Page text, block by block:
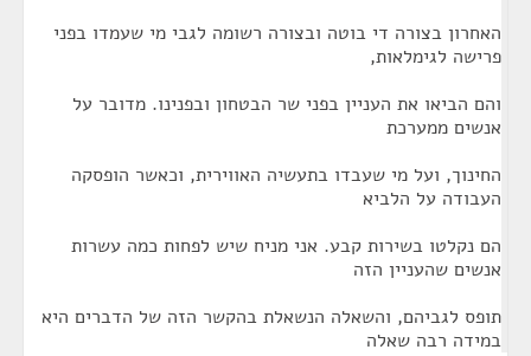
האחרון בצורה די בוטה ובצורה רשומה לגבי מי שעמדו בפני
פרישה לגימלאות,
והם הביאו את העניין בפני שר הבטחון ובפנינו. מדובר על
אנשים ממערכת
החינוך, ועל מי שעבדו בתעשיה האווירית, וכאשר הופסקה
העבודה על הלביא
הם נקלטו בשירות קבע. אני מניח שיש לפחות כמה עשרות
אנשים שהעניין הזה
תופס לגביהם, והשאלה הנשאלת בהקשר הזה של הדברים היא
במידה רבה שאלה